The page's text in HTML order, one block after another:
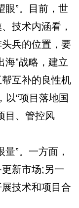
”。目前，世
技术内涵看，
兵的位置，要
海”战略，建立
互补的良性机
以“项目落地国
目、管控风
”。一方面，
新市场;另一
技术和项目合